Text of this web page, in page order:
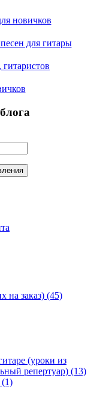
на заказ) (45)
(уроки из
репертуар) (13)
(1)